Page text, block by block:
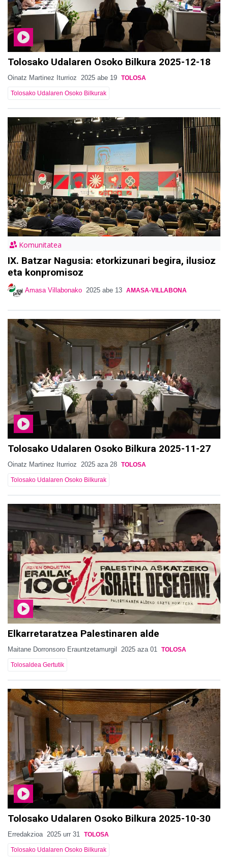
Tolosako Udalaren Osoko Bilkura 2025-12-18
Oinatz Martinez Iturrioz 2025 abe 19 TOLOSA
Tolosako Udalaren Osoko Bilkurak
Komunitatea
IX. Batzar Nagusia: etorkizunari begira, ilusioz
eta konpromisoz
Amasa Villabonako 2025 abe 13 AMASA-VILLABONA
Tolosako Udalaren Osoko Bilkura 2025-11-27
Oinatz Martinez Iturrioz 2025 aza 28 TOLOSA
Tolosako Udalaren Osoko Bilkurak
Elkarretaratzea Palestinaren alde
Maitane Dorronsoro Erauntzetamurgil 2025 aza 01 TOLOSA
Tolosaldea Gertutik
Tolosako Udalaren Osoko Bilkura 2025-10-30
Erredakzioa 2025 urr 31 TOLOSA
Tolosako Udalaren Osoko Bilkurak